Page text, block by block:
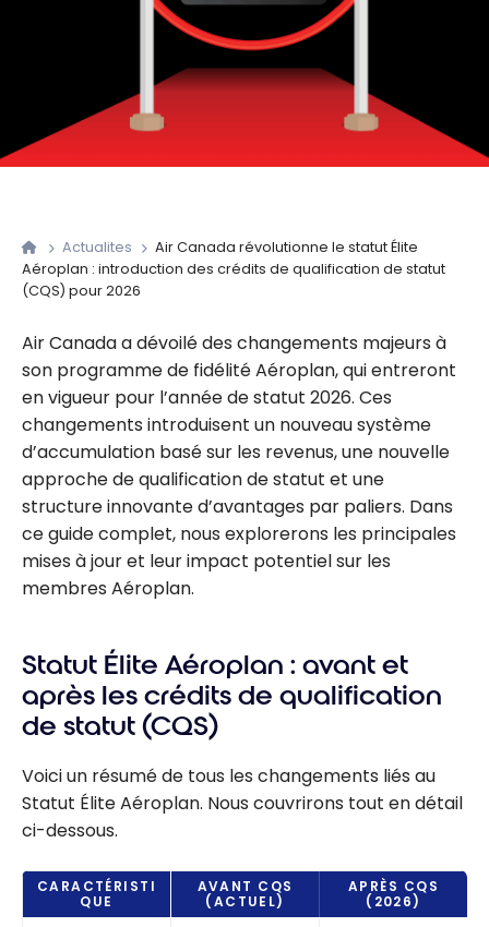
Actualites
Air Canada révolutionne le statut Élite
Aéroplan : introduction des crédits de qualification de statut
(CQS) pour 2026
Air Canada a dévoilé des changements majeurs à
son programme de fidélité Aéroplan, qui entreront
en vigueur pour l’année de statut 2026. Ces
changements introduisent un nouveau système
d’accumulation basé sur les revenus, une nouvelle
approche de qualification de statut et une
structure innovante d’avantages par paliers. Dans
ce guide complet, nous explorerons les principales
mises à jour et leur impact potentiel sur les
membres Aéroplan.
Statut Élite Aéroplan : avant et
après les crédits de qualification
de statut (CQS)
Voici un résumé de tous les changements liés au
Statut Élite Aéroplan. Nous couvrirons tout en détail
ci-dessous.
CARACTÉRISTI
QUE
AVANT CQS
(ACTUEL)
APRÈS CQS
(2026)